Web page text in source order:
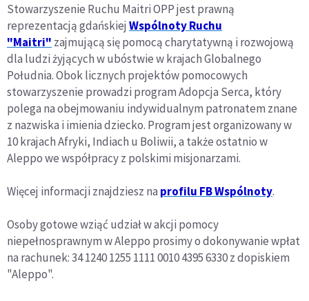
Stowarzyszenie Ruchu Maitri OPP jest prawną
reprezentacją gdańskiej Wspólnoty Ruchu
"Maitri" zajmującą się pomocą charytatywną i rozwojową
dla ludzi żyjących w ubóstwie w krajach Globalnego
Południa. Obok licznych projektów pomocowych
stowarzyszenie prowadzi program Adopcja Serca, który
polega na obejmowaniu indywidualnym patronatem znane
z nazwiska i imienia dziecko. Program jest organizowany w
10 krajach Afryki, Indiach u Boliwii, a także ostatnio w
Aleppo we współpracy z polskimi misjonarzami.
Więcej informacji znajdziesz na profilu FB Wspólnoty.
Osoby gotowe wziąć udział w akcji pomocy
niepełnosprawnym w Aleppo prosimy o dokonywanie wpłat
na rachunek: 34 1240 1255 1111 0010 4395 6330 z dopiskiem
"Aleppo".